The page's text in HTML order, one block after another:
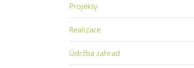
Projekty
Realizace
Údržba zahrad